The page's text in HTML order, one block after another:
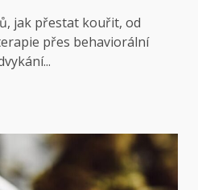
jak přestat kouřit, od
přes behaviorální